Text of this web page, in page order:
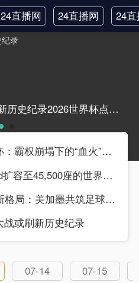
24直播网
日职联
24直播网
中甲
24
韩
2026世界杯点球大战或刷新历史纪录2026世界杯点球大战或刷新历史纪录
2026美加墨世界杯：霸权崩塌下的“血火”狂欢
“多伦多BMO Field扩容至45,500座的世界杯声场适配性仿真分析（2026）”
2026世界杯48队新格局：美加墨共筑足球盛宴，北美势力版图全面重构
战或刷新历史纪录
07-14
07-15